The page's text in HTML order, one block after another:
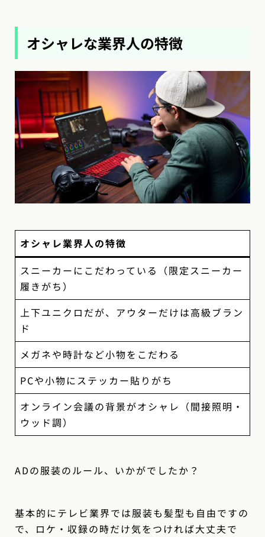
オシャレな業界人の特徴
オシャレ業界人の特徴
スニーカーにこだわっている（限定スニーカー
履きがち）
上下ユニクロだが、アウターだけは高級ブラン
ド
メガネや時計など小物をこだわる
PCや小物にステッカー貼りがち
オンライン会議の背景がオシャレ（間接照明・
ウッド調）
ADの服装のルール、いかがでしたか？
基本的にテレビ業界では服装も髪型も自由ですの
で、ロケ・収録の時だけ気をつければ大丈夫で